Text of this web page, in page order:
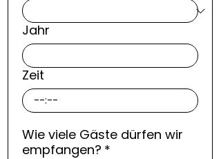
Jahr
Zeit
:
Wie viele Gäste dürfen wir
empfangen? *